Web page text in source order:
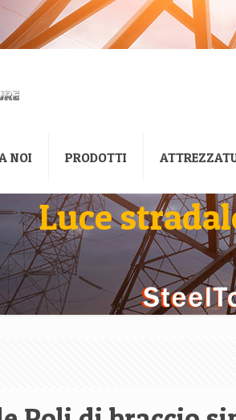
NOI PRODOTTI
Luce